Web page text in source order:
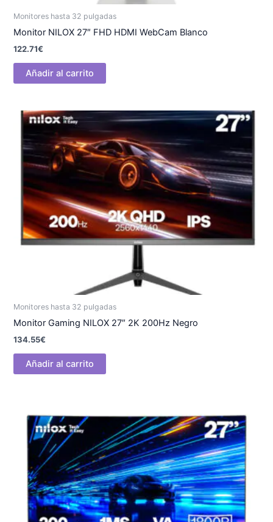
Monitores hasta 32 pulgadas
Monitor NILOX 27″ FHD HDMI WebCam Blanco
122.71€
Añadir al carrito
Monitores hasta 32 pulgadas
Monitor Gaming NILOX 27″ 2K 200Hz Negro
134.55€
Añadir al carrito